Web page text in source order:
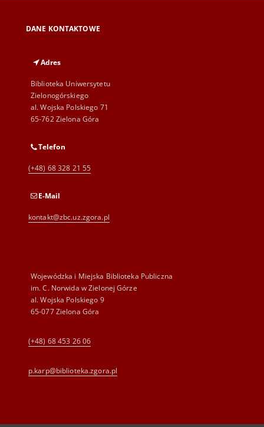
DANE KONTAKTOWE
Adres
Biblioteka Uniwersytetu
Zielonogórskiego
al. Wojska Polskiego 71
65-762 Zielona Góra
Telefon
(+48) 68 328 21 55
E-Mail
kontakt@zbc.uz.zgora.pl
Wojewódzka i Miejska Biblioteka Publiczna
im. C. Norwida w Zielonej Górze
al. Wojska Polskiego 9
65-077 Zielona Góra
(+48) 68 453 26 06
p.karp@biblioteka.zgora.pl